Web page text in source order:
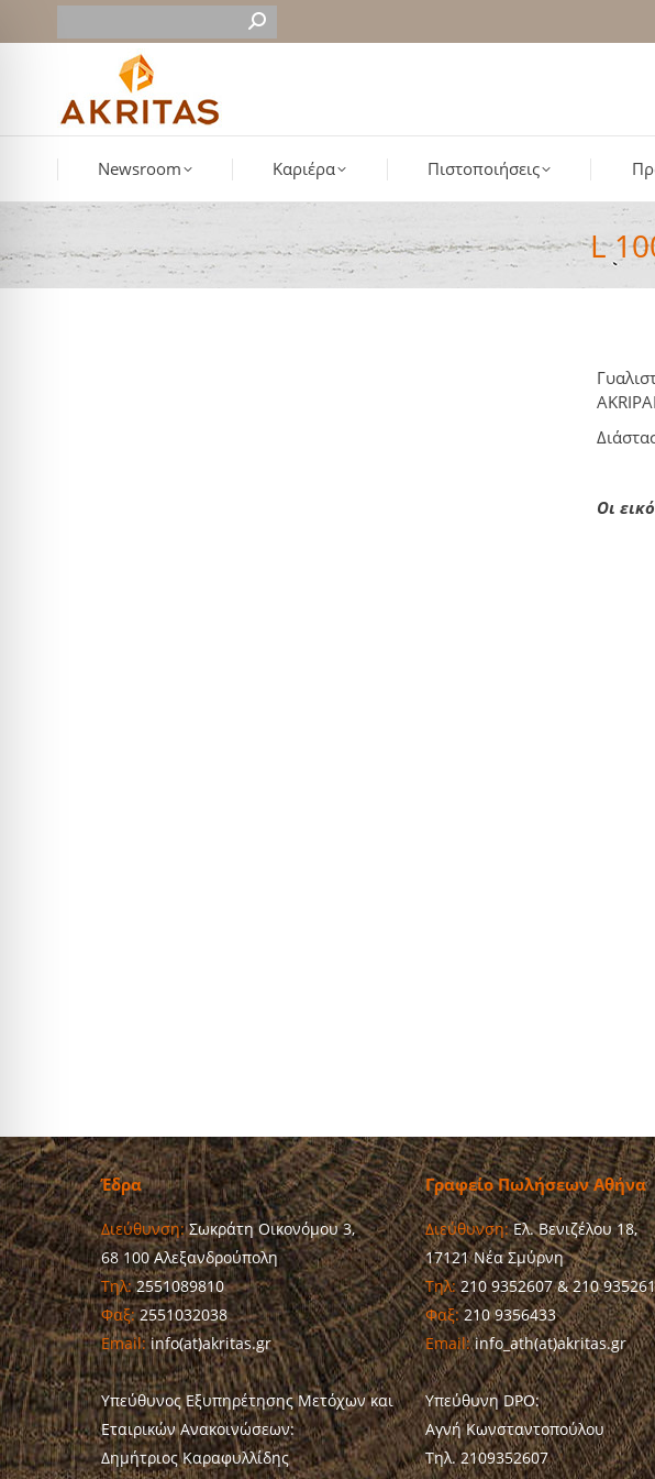
Newsroom Καριέρα Πιστοποιήσεις
L
Οι
Έδρα
Διεύθυνση:Σωκράτη Οικονόμου 3,
68 100 Αλεξανδρούπολη
Τηλ:2551089810
Φαξ:2551032038
Email:info(at)akritas.gr
Υπεύθυνος Εξυπηρέτησης Μετόχων και
Εταιρικών Ανακοινώσεων:
Δημήτριος Καραφυλλίδης
Γραφείο Πωλήσεων Αθήνα
Διεύθυνση:Ελ. Βενιζέλου 18,
17121 Νέα Σμύρνη
Τηλ:210 9352607 & 210
Φαξ:210 9356433
Email:info_ath(at)akritas.gr
Υπεύθυνη DPO:
Αγνή Κωνσταντοπούλου
Τηλ. 2109352607